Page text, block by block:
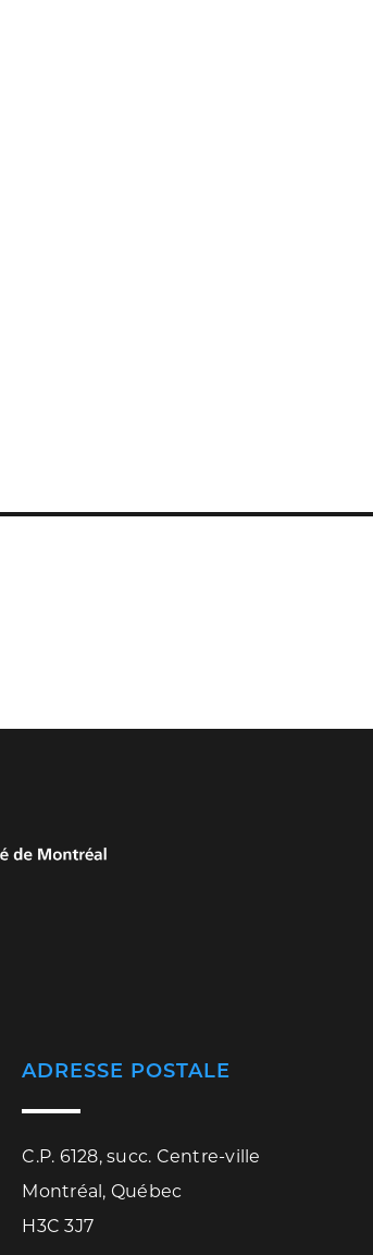
ADRESSE POSTALE
C.P. 6128, succ. Centre-ville
Montréal, Québec
H3C 3J7